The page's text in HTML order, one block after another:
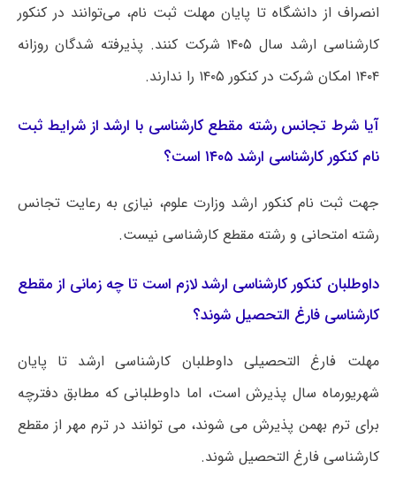
انصراف از دانشگاه تا پایان مهلت ثبت نام، می‌توانند در کنکور
کارشناسی ارشد سال ۱۴۰۵ شرکت کنند. پذیرفته شدگان روزانه
۱۴۰۴ امکان شرکت در کنکور ۱۴۰۵ را ندارند.
آیا شرط تجانس رشته مقطع کارشناسی با ارشد از شرایط ثبت
نام کنکور کارشناسی ارشد ۱۴۰۵ است؟
جهت ثبت نام کنکور ارشد وزارت علوم، نیازی به رعایت تجانس
رشته امتحانی و رشته مقطع کارشناسی نیست.
داوطلبان کنکور کارشناسی ارشد لازم است تا چه زمانی از مقطع
کارشناسی فارغ التحصیل شوند؟
مهلت فارغ التحصیلی داوطلبان کارشناسی ارشد تا پایان
شهریورماه سال پذیرش است، اما داوطلبانی که مطابق دفترچه
برای ترم بهمن پذیرش می شوند، می توانند در ترم مهر از مقطع
کارشناسی فارغ التحصیل شوند.